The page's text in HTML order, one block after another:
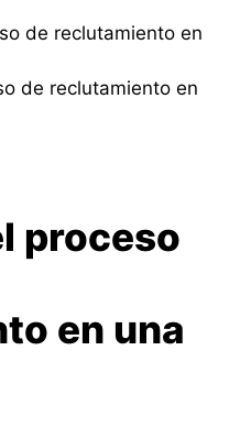
de reclutamiento en
de reclutamiento en
proceso
en una